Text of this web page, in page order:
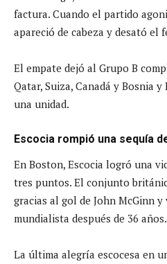
factura. Cuando el partido
apareció de cabeza y desató el
El empate dejó al Grupo B
Qatar, Suiza, Canadá y Bosnia
una unidad.
Escocia rompió una sequía
En Boston, Escocia logró una
tres puntos. El conjunto
gracias al gol de John McGinn
mundialista después de 36 años.
La última alegría escocesa en